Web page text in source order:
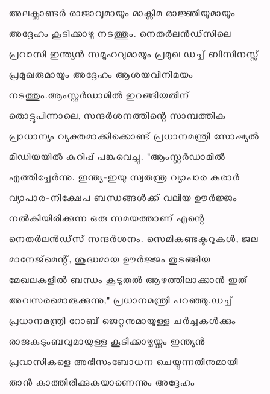
അലക്സാണ്ടർ രാജാവുമായും മാക്സിമ രാജ്ഞിയുമായും
അദ്ദേഹം കൂടിക്കാഴ്ച നടത്തും. നെതർലൻഡ്‌സിലെ
പ്രവാസി ഇന്ത്യൻ സമൂഹവുമായും പ്രമുഖ ഡച്ച് ബിസിനസ്സ്
പ്രമുഖരുമായും അദ്ദേഹം ആശയവിനിമയം
നടത്തും.ആംസ്റ്റർഡാമിൽ ഇറങ്ങിയതിന്
തൊട്ടുപിന്നാലെ, സന്ദർശനത്തിന്റെ സാമ്പത്തിക
പ്രാധാന്യം വ്യക്തമാക്കിക്കൊണ്ട് പ്രധാനമന്ത്രി സോഷ്യൽ
മീഡിയയിൽ കുറിപ്പ് പങ്കുവെച്ചു. "ആംസ്റ്റർഡാമിൽ
എത്തിച്ചേർന്നു. ഇന്ത്യ-ഇയു സ്വതന്ത്ര വ്യാപാര കരാർ
വ്യാപാര-നിക്ഷേപ ബന്ധങ്ങൾക്ക് വലിയ ഊർജ്ജം
നൽകിയിരിക്കുന്ന ഒരു സമയത്താണ് എന്റെ
നെതർലൻഡ്‌സ് സന്ദർശനം. സെമികണ്ടക്ടറുകൾ, ജല
മാനേജ്‌മെന്റ്, ശുദ്ധമായ ഊർജ്ജം തുടങ്ങിയ
മേഖലകളിൽ ബന്ധം കൂടുതൽ ആഴത്തിലാക്കാൻ ഇത്
അവസരമൊരുക്കുന്നു," പ്രധാനമന്ത്രി പറഞ്ഞു.ഡച്ച്
പ്രധാനമന്ത്രി റോബ് ജെറ്റനുമായുള്ള ചർച്ചകൾക്കും
രാജകുടുംബവുമായുള്ള കൂടിക്കാഴ്ചയ്ക്കും ഇന്ത്യൻ
പ്രവാസികളെ അഭിസംബോധന ചെയ്യുന്നതിനുമായി
താൻ കാത്തിരിക്കുകയാണെന്നും അദ്ദേഹം